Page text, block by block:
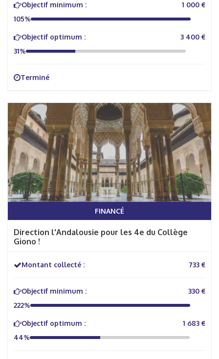
Objectif minimum :
1 000 €
105%
Objectif optimum :
3 400 €
31%
Terminé
FINANCÉ
Direction l'Andalousie pour les 4e du Collège
Giono !
Montant collecté : 733 €
Objectif minimum :
330 €
222%
Objectif optimum :
1 683 €
44%